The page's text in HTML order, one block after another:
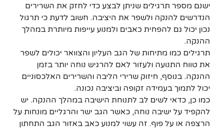
ישנם מספר תרגילים שניתן לבצע כדי לחזק את השרירים
הנדרשים להנקה ולשפר את היציבה. חשוב לדעת כי תרגול
נכון יכול גם להפחית כאבים ולמנוע עייפות מיותרת במהלך
ההנקה.
תרגילים כמו מתיחות של הגב העליון והצוואר יכולים לשפר
את טווח התנועה ולעזור לאם להרגיש נוחה יותר בזמן
ההנקה. בנוסף, חיזוק שרירי הליבה והשרירים האלכסוניים
יכול לתמוך בעמידה זקופה וביציבה נכונה.
כמו כן, כדאי לשים לב לתנוחת הישיבה במהלך ההנקה. יש
להקפיד על ישיבה נוחה, כאשר הגב ישר והרגליים מונחות על
הרצפה או על פוף. זה עשוי למנוע כאב באזור הגב התחתון